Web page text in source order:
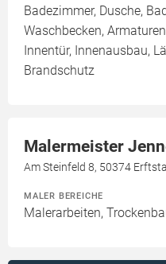
Badezimmer, Dusche,
Waschbecken,
Innentür, Innenausbau,
Brandschutz
Malermeister
Am Steinfeld 8, 50374
MALER BEREICHE
Malerarbeiten,